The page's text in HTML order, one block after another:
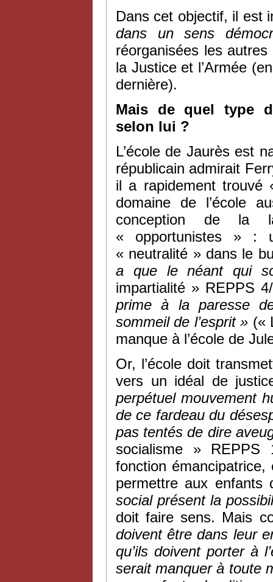
Dans cet objectif, il est
dans un sens
réorganisées les
la Justice et l’Armée
dernière).
Mais de quel type
selon lui ?
L’école de Jaurès est
républicain admirait
il a rapidement
domaine de l’école
conception de la
« opportunistes » :
« neutralité » dans le
a que le néant qui
impartialité » REPPS
prime à la paresse
sommeil de l’esprit » («
manque à l’école de
Or, l’école doit
vers un idéal de
perpétuel mouvement
de ce fardeau du
pas tentés de dire
socialisme » REPPS
fonction
permettre aux enfants
social présent la
doit faire sens. Mais
doivent être dans leur
qu’ils doivent porter à
serait manquer à toute